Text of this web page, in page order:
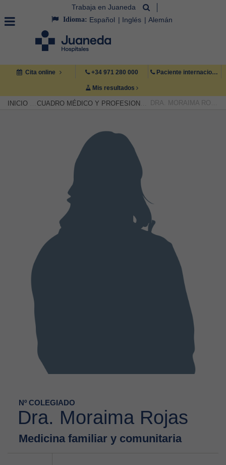
Trabaja en Juaneda
Idioma: Español Inglés Alemán
Cita online +34 971 280 000 Paciente internacional +34 971 222 222
Mis resultados
INICIO CUADRO MÉDICO Y PROFESIONAL DRA. MORAIMA ROJAS
Nº COLEGIADO
Dra. Moraima Rojas
Medicina familiar y comunitaria